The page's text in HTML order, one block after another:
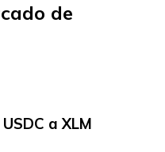
de
a XLM